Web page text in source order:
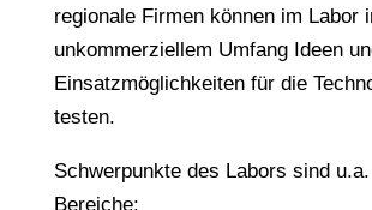
regionale Firmen können im Labor
unkommerziellem Umfang Ideen
Einsatzmöglichkeiten für die
testen.
Schwerpunkte des Labors sind
Bereiche: